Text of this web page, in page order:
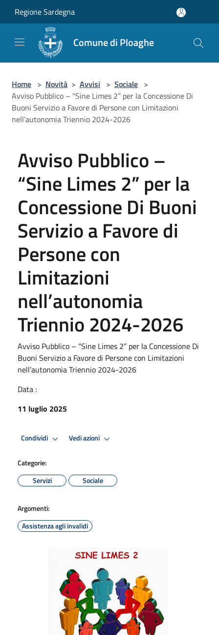
Regione Sardegna
Comune di Ploaghe
Home > Novità > Avvisi > Sociale >
Avviso Pubblico – “Sine Limes 2” per la Concessione Di
Buoni Servizio a Favore di Persone con Limitazioni
nell’autonomia Triennio 2024-2026
Avviso Pubblico –
“Sine Limes 2” per la
Concessione Di Buoni
Servizio a Favore di
Persone con
Limitazioni
nell’autonomia
Triennio 2024-2026
Avviso Pubblico – “Sine Limes 2” per la Concessione Di
Buoni Servizio a Favore di Persone con Limitazioni
nell’autonomia Triennio 2024-2026
Data :
11 luglio 2025
Condividi Vedi azioni
Categorie:
Servizi
Sociale
Argomenti:
Assistenza agli invalidi